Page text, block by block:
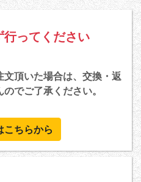
ってください
頂いた場合は、交換・返
でご了承ください。
こちらから